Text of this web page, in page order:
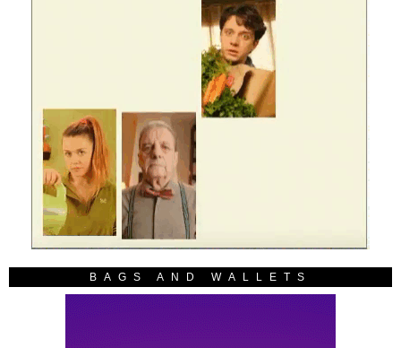
BAGS AND WALLETS